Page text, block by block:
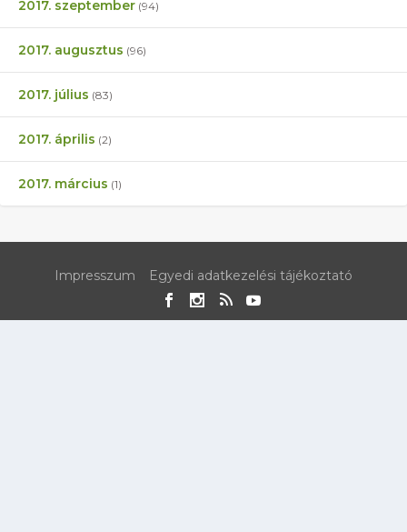
2017. szeptember (94)
2017. augusztus (96)
2017. július (83)
2017. április (2)
2017. március (1)
Impresszum Egyedi adatkezelési tájékoztató